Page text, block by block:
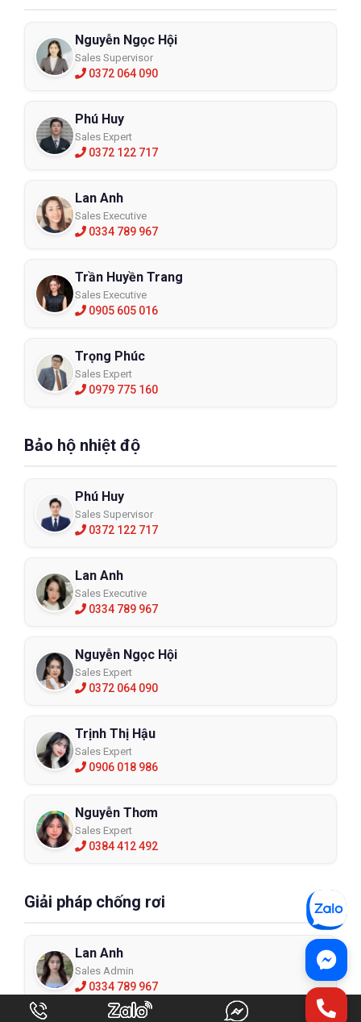
Nguyễn Ngọc Hội
Sales Supervisor
0372 064 090
Phú Huy
Sales Expert
0372 122 717
Lan Anh
Sales Executive
0334 789 967
Trần Huyền Trang
Sales Executive
0905 605 016
Trọng Phúc
Sales Expert
0979 775 160
Bảo hộ nhiệt độ
Phú Huy
Sales Supervisor
0372 122 717
Lan Anh
Sales Executive
0334 789 967
Nguyễn Ngọc Hội
Sales Expert
0372 064 090
Trịnh Thị Hậu
Sales Expert
0906 018 986
Nguyễn Thơm
Sales Expert
0384 412 492
Giải pháp chống rơi
Lan Anh
Sales Admin
0334 789 967